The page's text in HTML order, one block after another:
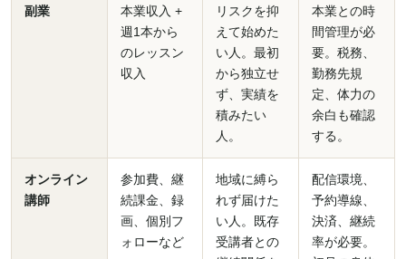
副業
本業収入 +
週1本から
のレッスン
収入
リスクを抑
えて始めた
い人。最初
から独立せ
ず、実績を
積みたい
人。
本業との時
間管理が必
要。税務、
勤務先規
定、体力の
余白も確認
する。
オンライン
講師
参加費、継
続課金、録
画、個別フ
ォローなど
地域に縛ら
れず届けた
い人。既存
受講者との
配信環境、
予約導線、
決済、継続
率が必要。